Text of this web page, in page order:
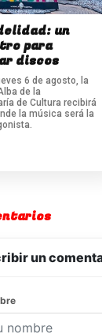
un
para
discos
6 de agosto, la
de la
de Cultura recibirá
la música será la
un